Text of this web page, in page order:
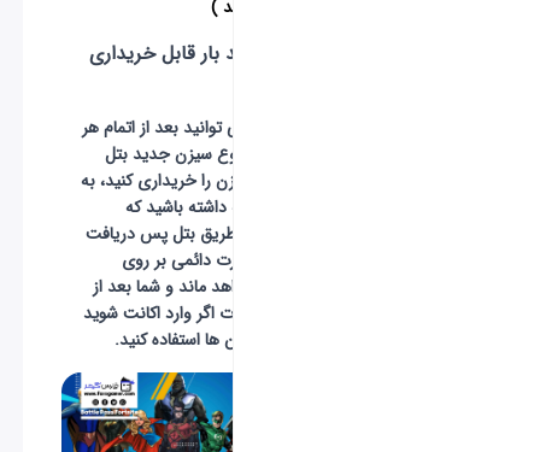
بتل پس چند بار قابل خریداری
شما عزیزان می توانید بعد از اتمام هر
سیزن و با شروع سیزن جدید بتل
پس همان سیزن را خریداری کنید، به
این نکته توجه داشته باشید که
جوایزی که از طریق بتل پس دریافت
میکنید به صورت دائمی بر روی
اکانت شما خواهد ماند و شما بعد از
گذشت هر مدت اگر وارد اکانت شوید
می توانید از آن ها استفاده کنید.